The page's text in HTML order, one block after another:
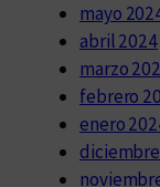
mayo
abril 2024
marzo
febrero
enero